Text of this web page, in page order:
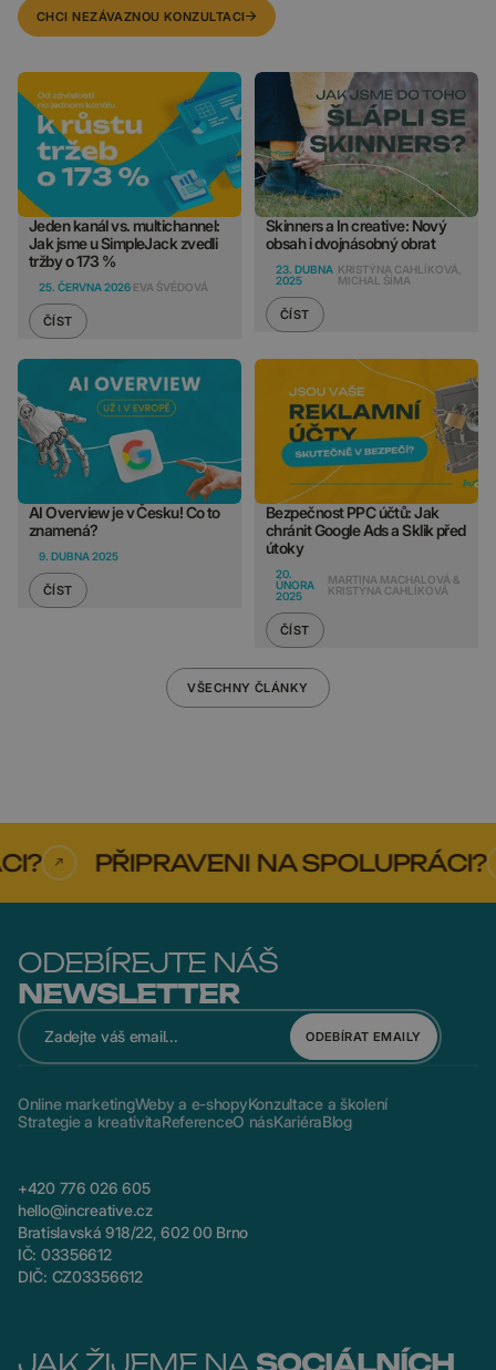
CHCI NEZÁVAZNOU KONZULTACI
Jeden kanál vs. multichannel:
Jak jsme u SimpleJack zvedli
tržby o 173 %
25. ČERVNA 2026 EVA ŠVÉDOVÁ
ČÍST
Skinners a In creative: Nový
obsah i dvojnásobný obrat
23. DUBNA
2025
KRISTÝNA CAHLÍKOVÁ,
MICHAL ŠÍMA
ČÍST
AI Overview je v Česku! Co to
znamená?
9. DUBNA 2025
ČÍST
Bezpečnost PPC účtů: Jak
chránit Google Ads a Sklik před
útoky
20.
ÚNORA
2025
MARTINA MACHALOVÁ &
KRISTÝNA CAHLÍKOVÁ
ČÍST
VŠECHNY ČLÁNKY
PŘIPRAVENI NA SPOLUPRÁCI?
ODEBÍREJTE NÁŠ
NEWSLETTER
ODEBÍRAT EMAILY
Online marketingWeby a e-shopyKonzultace a školení
Strategie a kreativitaReferenceO násKariéraBlog
+420 776 026 605
hello@increative.cz
Bratislavská 918/22, 602 00 Brno
IČ: 03356612
DIČ: CZ03356612
JAK ŽIJEME NA SOCIÁLNÍCH